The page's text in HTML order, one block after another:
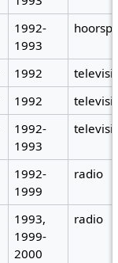
1992-
1993
1992
1992
1992-
1993
1992-
1999
radio
1993,
1999-
2000
radio